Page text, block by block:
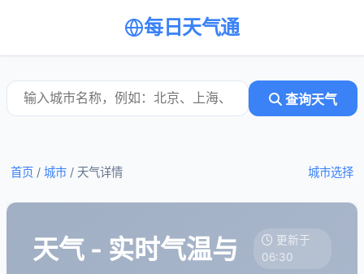
每日天气通
查询天气
城市选择
首页 / 城市 / 天气详情
天气 - 实时气温与
更新于
06:30